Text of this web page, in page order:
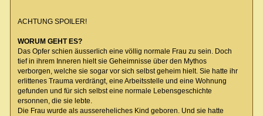
ACHTUNG SPOILER!
WORUM GEHT ES?
Das Opfer schien äusserlich eine völlig normale Frau zu sein. Doch
tief in ihrem Inneren hielt sie Geheimnisse über den Mythos
verborgen, welche sie sogar vor sich selbst geheim hielt. Sie hatte ihr
erlittenes Trauma verdrängt, eine Arbeitsstelle und eine Wohnung
gefunden und für sich selbst eine normale Lebensgeschichte
ersonnen, die sie lebte.
Die Frau wurde als aussereheliches Kind geboren. Und sie hatte